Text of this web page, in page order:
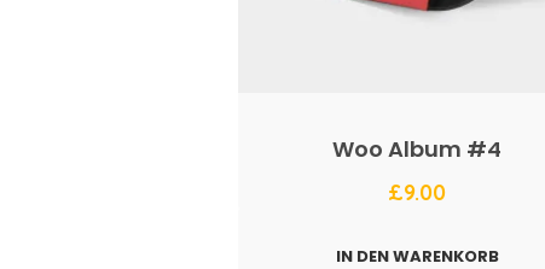
Woo Album #4
£9.00
IN DEN WARENKORB